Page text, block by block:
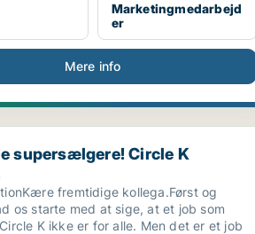
Marketingmedarbejd
er
Mere info
Circle K Klampe...
supersælgere! Circle K
fremtidige kollega.Først og
os starte med at sige, at et job som
K ikke er for alle. Men det er et job